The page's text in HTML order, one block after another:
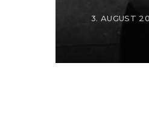
3. AUGUST